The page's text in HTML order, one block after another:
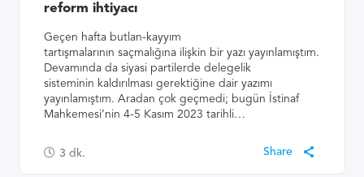
reform ihtiyacı
Geçen hafta butlan-kayyım
tartışmalarının saçmalığına ilişkin bir yazı yayınlamıştım.
Devamında da siyasi partilerde delegelik
sisteminin kaldırılması gerektiğine dair yazımı
yayınlamıştım. Aradan çok geçmedi; bugün İstinaf
Mahkemesi’nin 4-5 Kasım 2023 tarihli…
3 dk.